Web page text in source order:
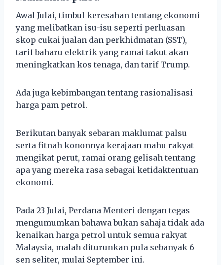
Awal Julai, timbul keresahan tentang ekonomi
yang melibatkan isu-isu seperti perluasan
skop cukai jualan dan perkhidmatan (SST),
tarif baharu elektrik yang ramai takut akan
meningkatkan kos tenaga, dan tarif Trump.
Ada juga kebimbangan tentang rasionalisasi
harga pam petrol.
Berikutan banyak sebaran maklumat palsu
serta fitnah kononnya kerajaan mahu rakyat
mengikat perut, ramai orang gelisah tentang
apa yang mereka rasa sebagai ketidaktentuan
ekonomi.
Pada 23 Julai, Perdana Menteri dengan tegas
mengumumkan bahawa bukan sahaja tidak ada
kenaikan harga petrol untuk semua rakyat
Malaysia, malah diturunkan pula sebanyak 6
sen seliter, mulai September ini.